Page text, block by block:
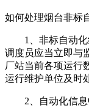
如何处理烟台非标
1、非标自动化
调度员应当立即与
厂站当前各项运行
运行维护单位及时
2、自动化信息